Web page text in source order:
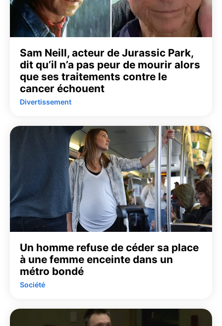
Sam Neill, acteur de Jurassic Park,
dit qu’il n’a pas peur de mourir alors
que ses traitements contre le
cancer échouent
Divertissement
Un homme refuse de céder sa place
à une femme enceinte dans un
métro bondé
Société